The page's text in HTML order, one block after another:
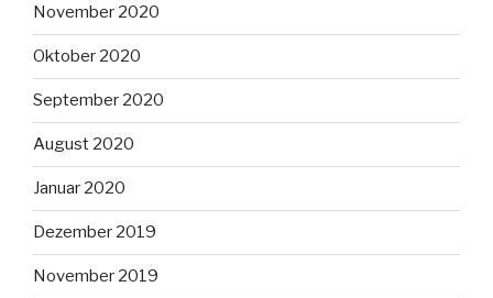
November 2020
Oktober 2020
September 2020
August 2020
Januar 2020
Dezember 2019
November 2019